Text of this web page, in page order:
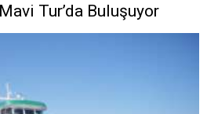
Tur’da Buluşuyor